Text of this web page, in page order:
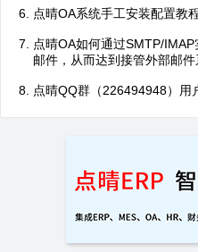
点晴OA系统手工安装配置教
点晴OA如何通过SMTP/
邮件，从而达到接管外部邮
点晴QQ群（226494948）用